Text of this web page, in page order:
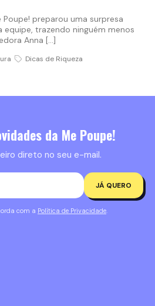
preparou uma surpresa
equipe, trazendo ninguém menos
Anna […]
Dicas de Riqueza
da Me Poupe!
direto no seu e-mail.
JÁ QUERO
com a Política de Privacidade.